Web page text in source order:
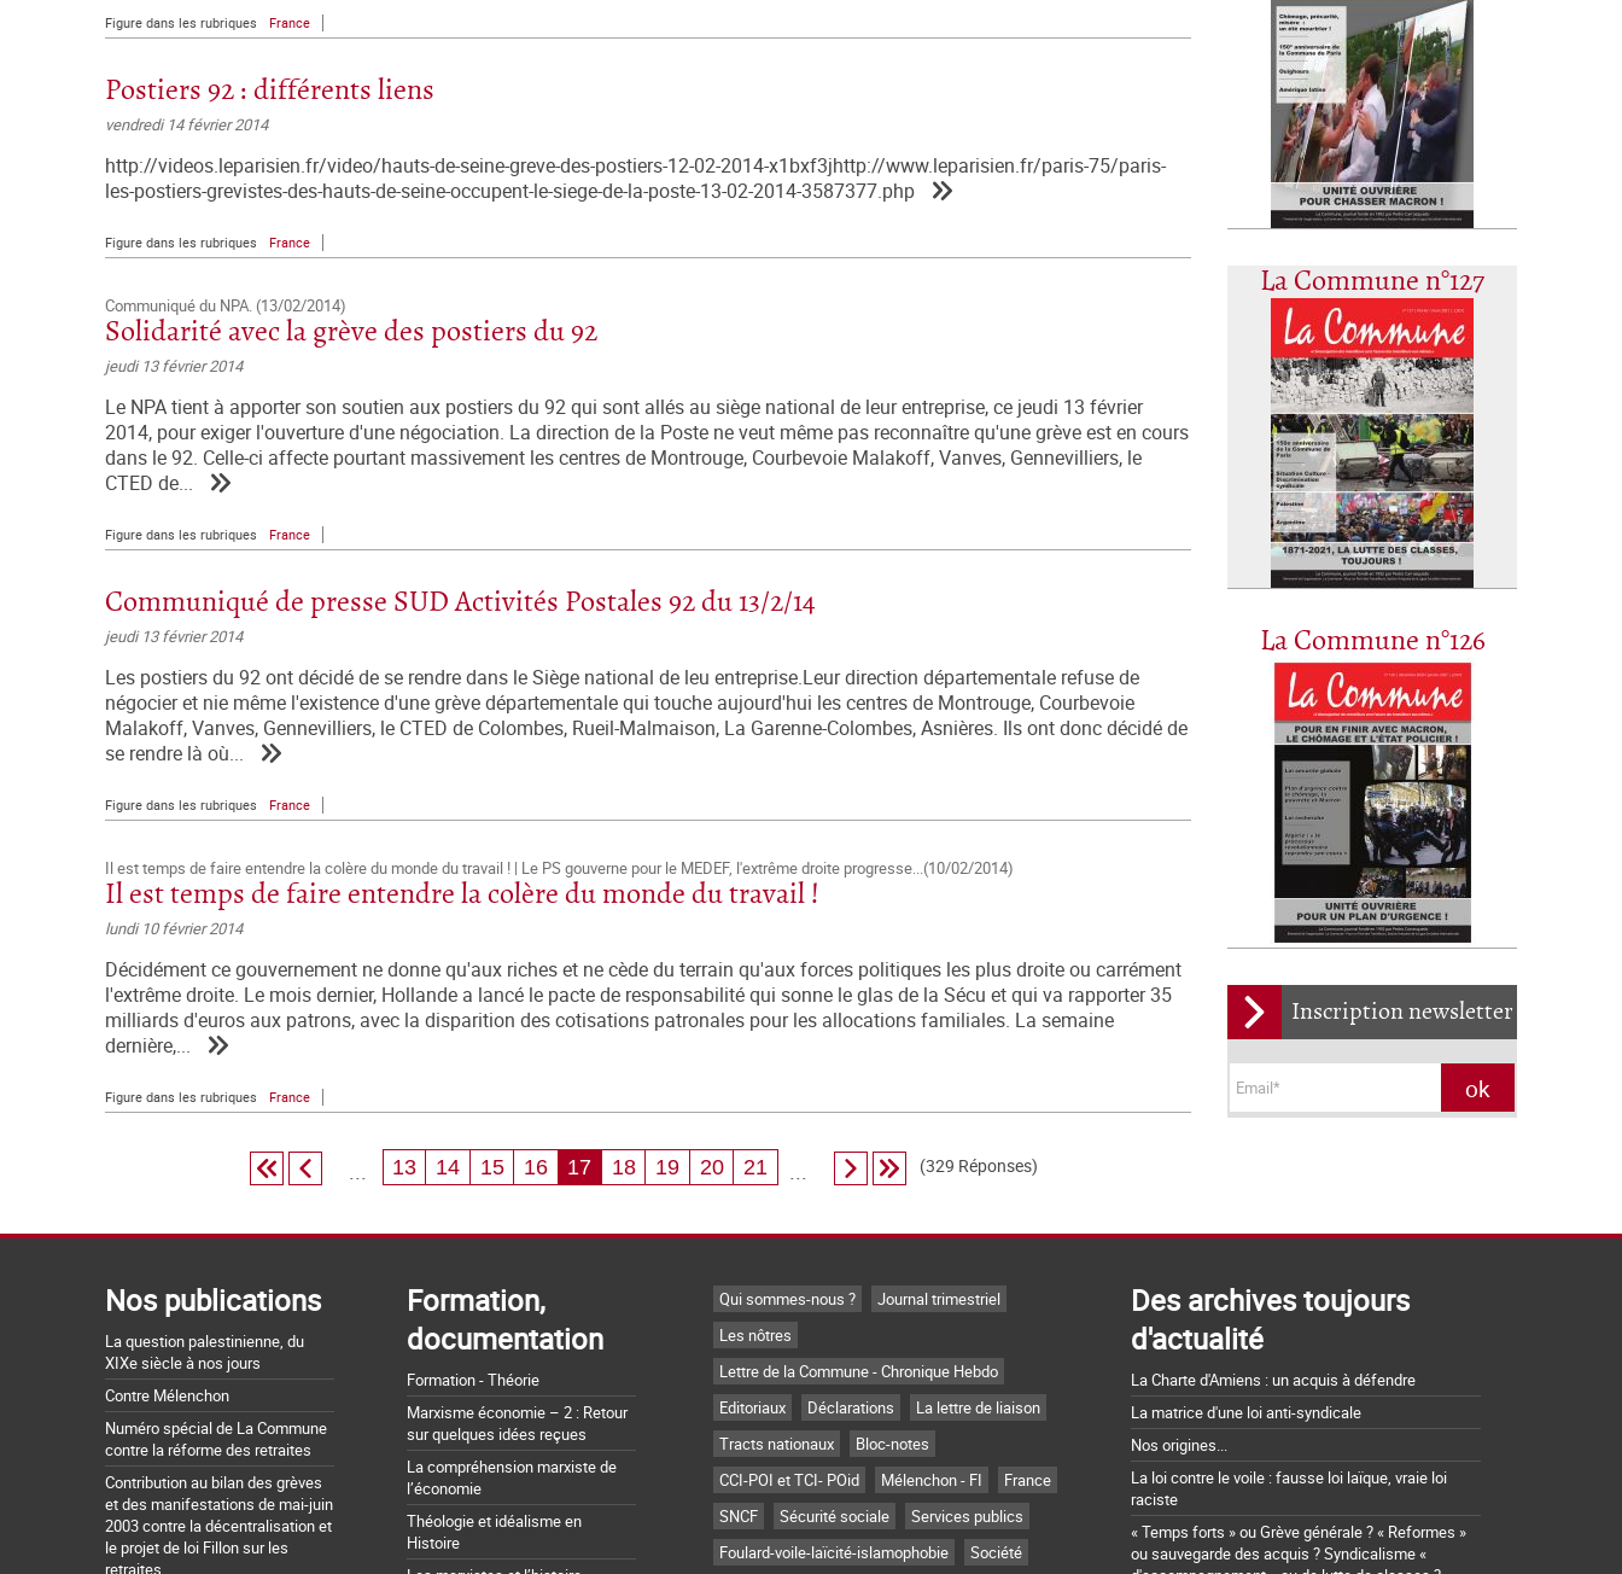
La Commune n°127
La Commune n°126
Inscription newsletter
Figure dans les rubriques France
Postiers 92 : différents liens
vendredi 14 février 2014
http://videos.leparisien.fr/video/hauts-de-seine-greve-des-postiers-12-02-2014-x1bxf3jhttp://www.leparisien.fr/paris-75/paris-
les-postiers-grevistes-des-hauts-de-seine-occupent-le-siege-de-la-poste-13-02-2014-3587377.php
Figure dans les rubriques France
Communiqué du NPA. (13/02/2014)
Solidarité avec la grève des postiers du 92
jeudi 13 février 2014
Le NPA tient à apporter son soutien aux postiers du 92 qui sont allés au siège national de leur entreprise, ce jeudi 13 février
2014, pour exiger l'ouverture d'une négociation. La direction de la Poste ne veut même pas reconnaître qu'une grève est en cours
dans le 92. Celle-ci affecte pourtant massivement les centres de Montrouge, Courbevoie Malakoff, Vanves, Gennevilliers, le
CTED de...
Figure dans les rubriques France
Communiqué de presse SUD Activités Postales 92 du 13/2/14
jeudi 13 février 2014
Les postiers du 92 ont décidé de se rendre dans le Siège national de leu entreprise.Leur direction départementale refuse de
négocier et nie même l'existence d'une grève départementale qui touche aujourd'hui les centres de Montrouge, Courbevoie
Malakoff, Vanves, Gennevilliers, le CTED de Colombes, Rueil-Malmaison, La Garenne-Colombes, Asnières. Ils ont donc décidé de
se rendre là où...
Figure dans les rubriques France
Il est temps de faire entendre la colère du monde du travail ! | Le PS gouverne pour le MEDEF, l'extrême droite progresse...(10/02/2014)
Il est temps de faire entendre la colère du monde du travail !
lundi 10 février 2014
Décidément ce gouvernement ne donne qu'aux riches et ne cède du terrain qu'aux forces politiques les plus droite ou carrément
l'extrême droite. Le mois dernier, Hollande a lancé le pacte de responsabilité qui sonne le glas de la Sécu et qui va rapporter 35
milliards d'euros aux patrons, avec la disparition des cotisations patronales pour les allocations familiales. La semaine
dernière,...
Figure dans les rubriques France
... 13 14 15 16 17 18 19 20 21 ... (329 Réponses)
Nos publications
La question palestinienne, du
XIXe siècle à nos jours
Contre Mélenchon
Numéro spécial de La Commune
contre la réforme des retraites
Contribution au bilan des grèves
et des manifestations de mai-juin
2003 contre la décentralisation et
le projet de loi Fillon sur les
retraites
Formation,
documentation
Formation - Théorie
Marxisme économie – 2 : Retour
sur quelques idées reçues
La compréhension marxiste de
l’économie
Théologie et idéalisme en
Histoire
Qui sommes-nous ?
Journal trimestriel
Les nôtres
Lettre de la Commune - Chronique Hebdo
Editoriaux
Déclarations
La lettre de liaison
Tracts nationaux
Bloc-notes
CCI-POI et TCI- POid
Mélenchon - FI
France
SNCF
Sécurité sociale
Services publics
Foulard-voile-laïcité-islamophobie
Société
Des archives toujours
d'actualité
La Charte d'Amiens : un acquis à défendre
La matrice d'une loi anti-syndicale
Nos origines...
La loi contre le voile : fausse loi laïque, vraie loi
raciste
« Temps forts » ou Grève générale ? « Reformes »
ou sauvegarde des acquis ? Syndicalisme «